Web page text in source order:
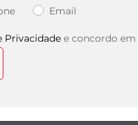
Email
Privacidade e concordo em